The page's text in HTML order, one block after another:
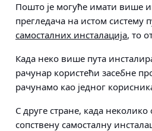
Пошто је могуће имати више
прегледача на истом систему
самосталних инсталација, то
Када неко више пута
рачунар користећи засебне
рачунамо као једног
С друге стране, када неколико
сопствену самосталну